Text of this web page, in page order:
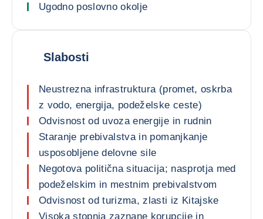
Ugodno poslovno okolje
Slabosti
Neustrezna infrastruktura (promet, oskrba
z vodo, energija, podeželske ceste)
Odvisnost od uvoza energije in rudnin
Staranje prebivalstva in pomanjkanje
usposobljene delovne sile
Negotova politična situacija; nasprotja med
podeželskim in mestnim prebivalstvom
Odvisnost od turizma, zlasti iz Kitajske
Visoka stopnja zaznane korupcije in